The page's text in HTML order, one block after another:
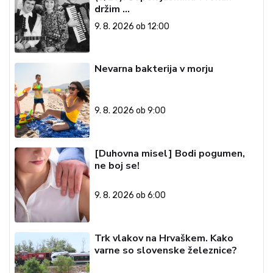
držim …
9. 8. 2026 ob 12:00
Nevarna bakterija v morju
9. 8. 2026 ob 9:00
[Duhovna misel] Bodi pogumen,
ne boj se!
9. 8. 2026 ob 6:00
Trk vlakov na Hrvaškem. Kako
varne so slovenske železnice?